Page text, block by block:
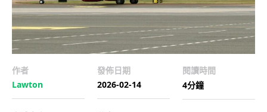
作者
Lawton
發佈日期
2026-02-14
閱讀時間
4分鐘